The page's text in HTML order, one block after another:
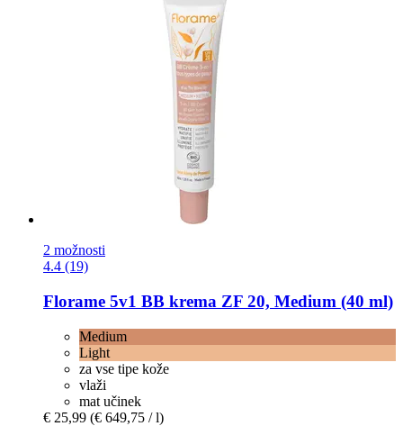
2 možnosti
4.4 (19)
Florame 5v1 BB krema ZF 20, Medium (40 ml)
Medium
Light
za vse tipe kože
vlaži
mat učinek
€ 25,99 (€ 649,75 / l)